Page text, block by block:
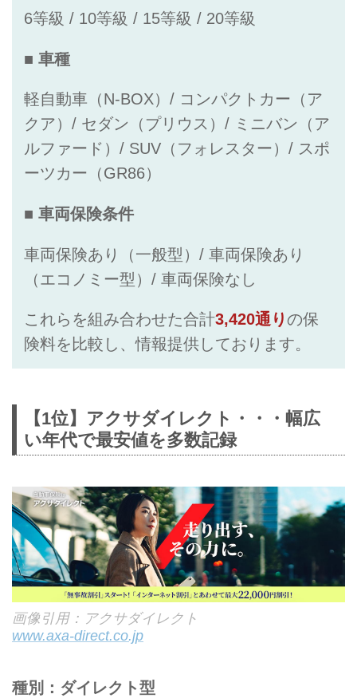
6等級 / 10等級 / 15等級 / 20等級
■ 車種
軽自動車（N-BOX）/ コンパクトカー（ア
クア）/ セダン（プリウス）/ ミニバン（ア
ルファード）/ SUV（フォレスター）/ スポ
ーツカー（GR86）
■ 車両保険条件
車両保険あり（一般型）/ 車両保険あり
（エコノミー型）/ 車両保険なし
これらを組み合わせた合計3,420通りの保
険料を比較し、情報提供しております。
【1位】アクサダイレクト・・・幅広
い年代で最安値を多数記録
画像引用：アクサダイレクト
www.axa-direct.co.jp
種別：ダイレクト型